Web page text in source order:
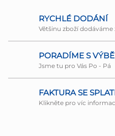
RYCHLÉ DODÁNÍ
Většinu zboží dodáváme
PORADÍME S
Jsme tu pro Vás Po - Pá
FAKTURA SE
Klikněte pro víc